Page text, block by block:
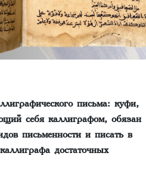
письма: куфи,
себя каллиграфом, обязан
письменности и писать в
достаточных